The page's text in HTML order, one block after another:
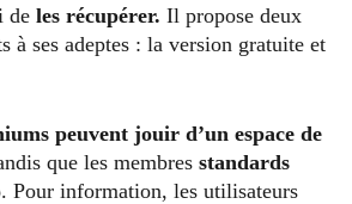
de les récupérer. Il propose deux
à ses adeptes : la version gratuite et
peuvent jouir d’un espace de
que les membres standards
. Pour information, les utilisateurs